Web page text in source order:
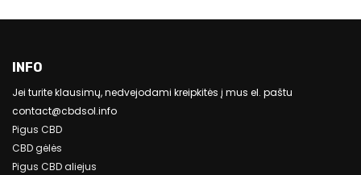
INFO
Jei turite klausimų, nedvejodami kreipkitės į mus el. paštu
contact@cbdsol.info
Pigus CBD
CBD gėlės
Pigus CBD aliejus